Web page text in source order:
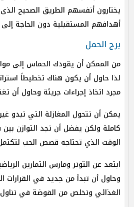
يختارون أنفسهم الطريق الصحيح
أهدافهم المستقبلية دون الحاجة إلى
برج الحمل
من الممكن أن يقودك الحماس إلى
لذا حاول أن يكون هناك تخطيطاً
مجرد اتخاذ إجراءات جريئة وحاول أن
يمكن أن تتحول المغازلة التي تبدو
كاملة ولكن يفضل أن تجد التوازن
الوقت الذي تحتاجه قصص الحب
ابتعد عن التوتر ومارس التمارين
وحاول أن تبدأ من جديد في القرارات
الغذائي وتخلص من الفوضة في